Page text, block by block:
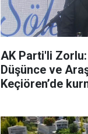
AK Parti'li Zorlu:
Düşünce ve
Keçiören’de